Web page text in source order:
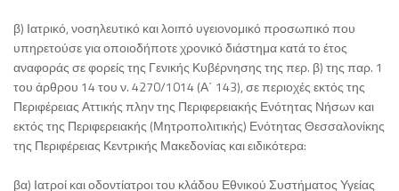
β) Ιατρικό, νοσηλευτικό και λοιπό υγειονομικό προσωπικό που
υπηρετούσε για οποιοδήποτε χρονικό διάστημα κατά το έτος
αναφοράς σε φορείς της Γενικής Κυβέρνησης της περ. β) της παρ. 1
του άρθρου 14 του ν. 4270/1014 (Α΄ 143), σε περιοχές εκτός της
Περιφέρειας Αττικής πλην της Περιφερειακής Ενότητας Νήσων και
εκτός της Περιφερειακής (Μητροπολιτικής) Ενότητας Θεσσαλονίκης
της Περιφέρειας Κεντρικής Μακεδονίας και ειδικότερα:
βα) Ιατροί και οδοντίατροι του κλάδου Εθνικού Συστήματος Υγείας